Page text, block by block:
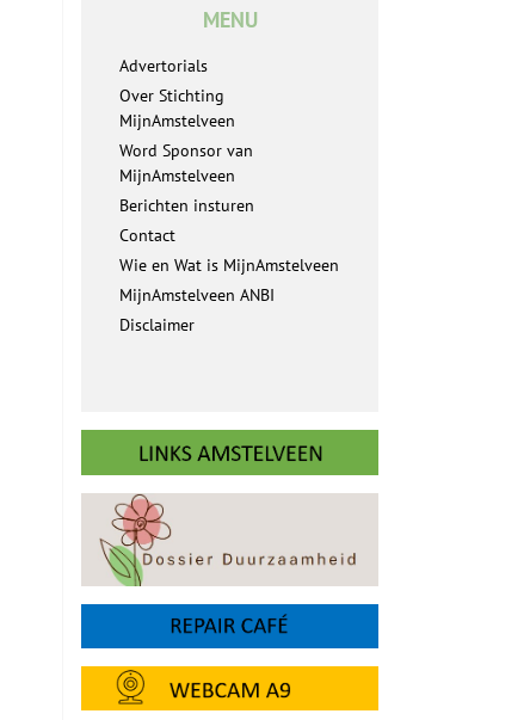
MENU
Advertorials
Over Stichting
MijnAmstelveen
Word Sponsor van
MijnAmstelveen
Berichten insturen
Contact
Wie en Wat is MijnAmstelveen
MijnAmstelveen ANBI
Disclaimer